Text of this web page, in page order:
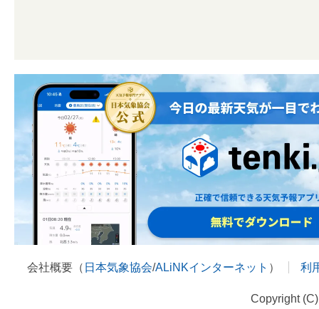
会社概要（ 日本気象協会/ALiNKインターネット ） 利
Copyright